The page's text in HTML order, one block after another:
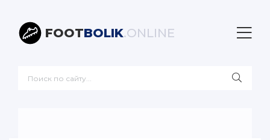
FOOTBOLIK.ONLINE